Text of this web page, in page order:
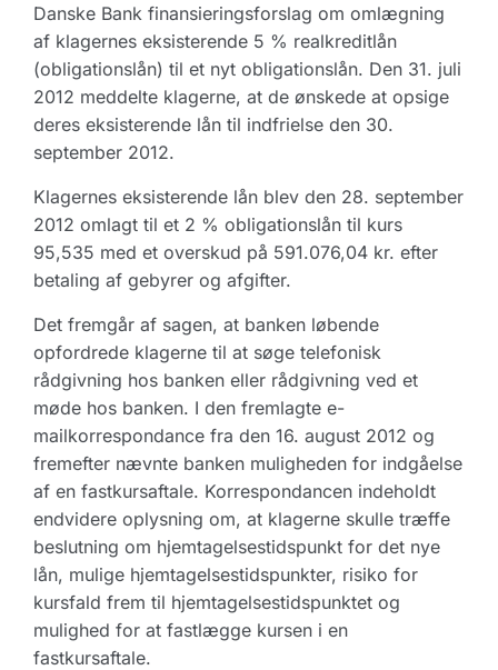
Danske Bank finansieringsforslag om omlægning
af klagernes eksisterende 5 % realkreditlån
(obligationslån) til et nyt obligationslån. Den 31. juli
2012 meddelte klagerne, at de ønskede at opsige
deres eksisterende lån til indfrielse den 30.
september 2012.
Klagernes eksisterende lån blev den 28. september
2012 omlagt til et 2 % obligationslån til kurs
95,535 med et overskud på 591.076,04 kr. efter
betaling af gebyrer og afgifter.
Det fremgår af sagen, at banken løbende
opfordrede klagerne til at søge telefonisk
rådgivning hos banken eller rådgivning ved et
møde hos banken. I den fremlagte e-
mailkorrespondance fra den 16. august 2012 og
fremefter nævnte banken muligheden for indgåelse
af en fastkursaftale. Korrespondancen indeholdt
endvidere oplysning om, at klagerne skulle træffe
beslutning om hjemtagelsestidspunkt for det nye
lån, mulige hjemtagelsestidspunkter, risiko for
kursfald frem til hjemtagelsestidspunktet og
mulighed for at fastlægge kursen i en
fastkursaftale.